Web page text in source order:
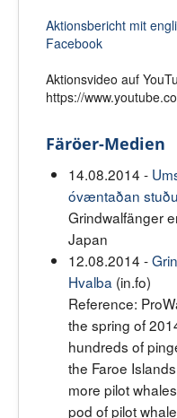
Aktionsbericht mit
Facebook
Aktionsvideo auf
https://
Färöer-Medien
14.08.2014 -
óvæntaðan
Grindwalfänger
Japan
12.08.2014 -
Hvalba (in.fo)
Reference:
the spring of
hundreds of
the Faroe
more pilot
pod of pilot